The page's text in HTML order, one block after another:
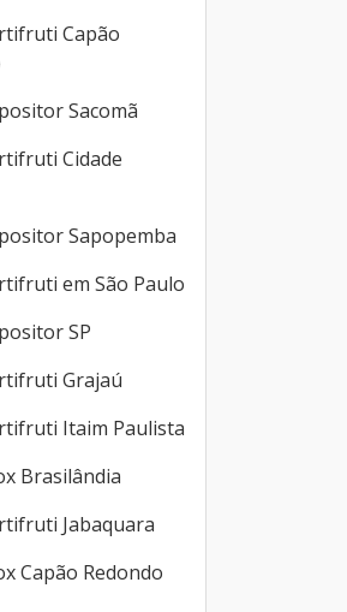
Capão
Sacomã
Cidade
Sapopemba
em São Paulo
SP
Grajaú
Itaim Paulista
Brasilândia
Jabaquara
Capão Redondo